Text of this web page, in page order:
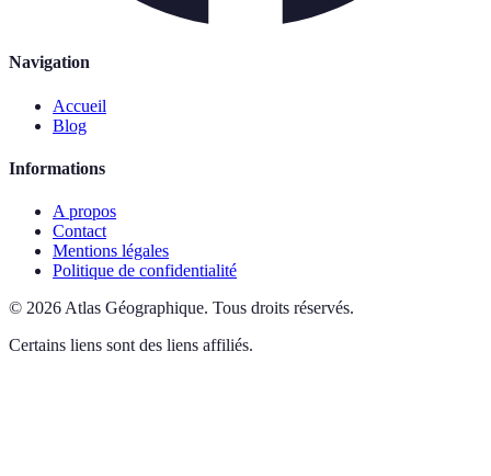
Navigation
Accueil
Blog
Informations
A propos
Contact
Mentions légales
Politique de confidentialité
© 2026 Atlas Géographique. Tous droits réservés.
Certains liens sont des liens affiliés.